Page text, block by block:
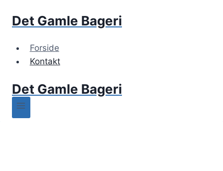
Det Gamle Bageri
Forside
Kontakt
Det Gamle Bageri